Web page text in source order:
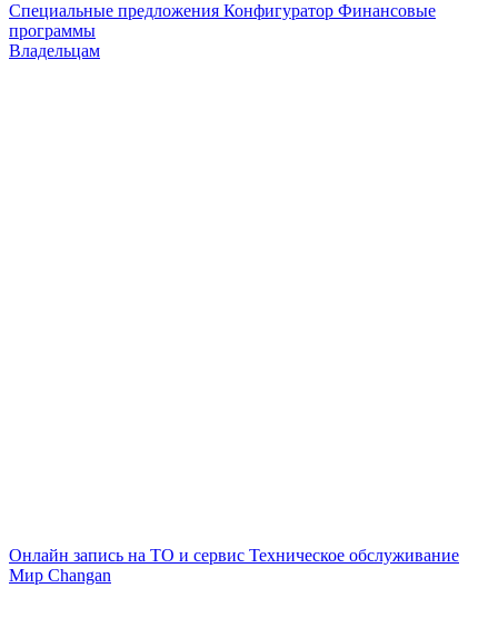
Специальные предложения Конфигуратор Финансовые
программы
Владельцам
Онлайн запись на ТО и сервис Техническое обслуживание
Мир Changan